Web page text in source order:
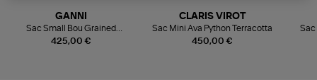
425,00 €
GANNI
Sac Small Bou Grained
Cabaret
450,00 €
CLARIS VIROT
Sac Mini Ava Python Terracotta Sac